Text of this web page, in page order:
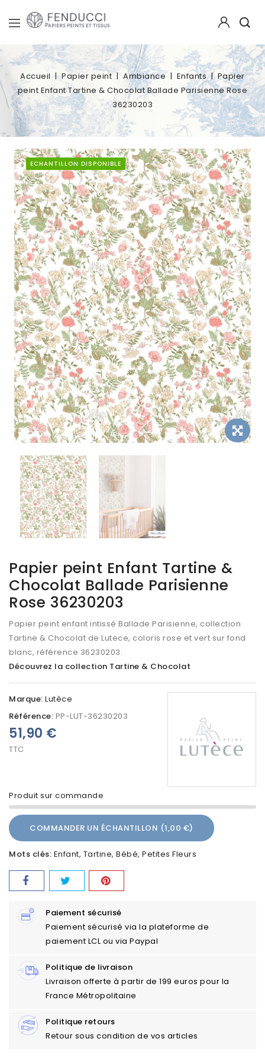
Accueil Papier peint Ambiance Enfants
Papier
peint Enfant Tartine & Chocolat Ballade Parisienne Rose
36230203
ECHANTILLON DISPONIBLE
Papier peint Enfant Tartine &
Chocolat Ballade Parisienne
Rose 36230203
Papier peint enfant intissé Ballade Parisienne, collection
Tartine & Chocolat de Lutece, coloris rose et vert sur fond
blanc, référence 36230203.
Découvrez la collection Tartine & Chocolat
Marque: Lutèce
Référence: PP-LUT-36230203
Produit sur commande
51,90 €
TTC
COMMANDER UN ÉCHANTILLON (1,00 €)
Mots clés: Enfant Tartine Bébé Petites Fleurs
Paiement sécurisé
Paiement sécurisé via la plateforme de
paiement LCL ou via Paypal
Politique de livraison
Livraison offerte à partir de 199 euros pour la
France Métropolitaine
Politique retours
Retour sous condition de vos articles